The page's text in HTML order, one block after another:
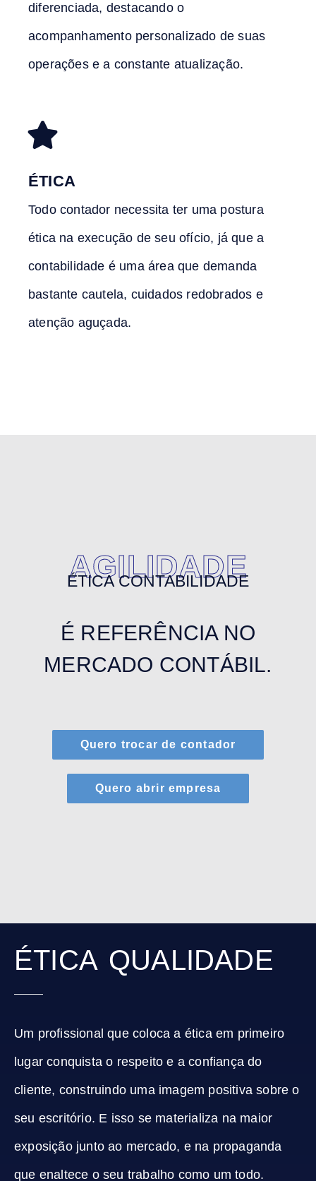
diferenciada, destacando o
acompanhamento personalizado de suas
operações e a constante atualização.
ÉTICA
Todo contador necessita ter uma postura
ética na execução de seu ofício, já que a
contabilidade é uma área que demanda
bastante cautela, cuidados redobrados e
atenção aguçada.
AGILIDADE
ÉTICA CONTABILIDADE
É REFERÊNCIA NO
MERCADO CONTÁBIL.
Quero trocar de contador
Quero abrir empresa
ÉTICA QUALIDADE
Um profissional que coloca a ética em primeiro
lugar conquista o respeito e a confiança do
cliente, construindo uma imagem positiva sobre o
seu escritório. E isso se materializa na maior
exposição junto ao mercado, e na propaganda
que enaltece o seu trabalho como um todo.